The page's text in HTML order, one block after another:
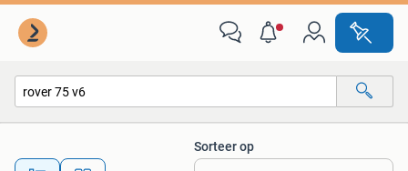
Sorteer op